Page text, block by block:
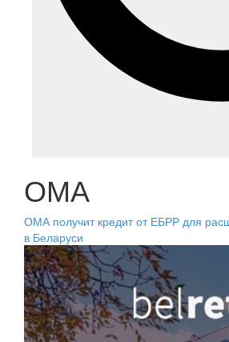
ОМА
ОМА получит кредит от ЕБРР для
в Беларуси